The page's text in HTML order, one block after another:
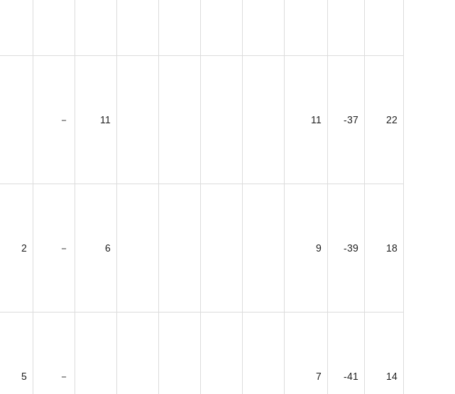
－ 11 11 -37 22
2 － 6 9 -39 18
5 － 7 -41 14